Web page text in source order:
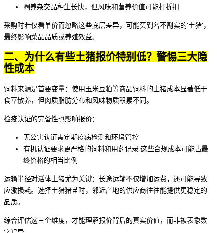
圈养杂交品种生长快，但风味和营养价值可能打折扣
采购时若仅看单价而忽略这些底层差异，可能买到名不副实的'土猪'，
最终影响菜品品质或养殖效益。
二、为什么有些土猪报价特别低？警惕三大隐
性成本
饲料来源是首要变量：使用玉米豆粕等商品饲料的土猪成本显著低于
食草散养，但肉质脂肪分布和风味物质积累不同。
检疫认证的完备性也影响报价：
无公害认证需定期疫病检测和环境管控
有机认证要求更严格的饲料和用药记录 这些合规成本可能占最
终价格的相当比例
运输半径对活体土猪尤为关键：长途运输不仅增加运费，还可能导致
应激损耗。选择土猪猪苗时，邻近产地的供应商往往能提供更稳定的
品质。
综合评估这三个维度，才能理解报价背后的真实价值，而非被表象数